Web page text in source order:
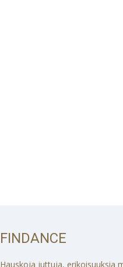
FINDANCE
Hauskoja juttuja, erikoisuuksia